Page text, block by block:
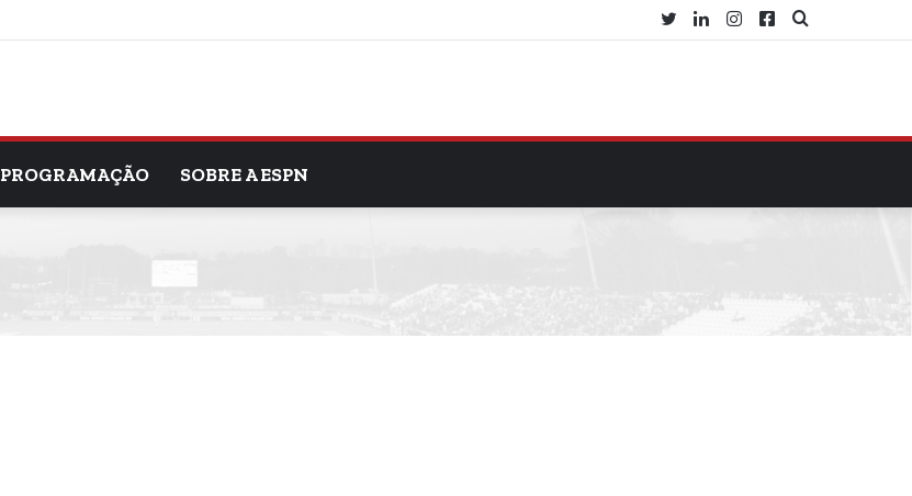
Procurar
Facebook
Instagram
Linkedin
Twitter
PROGRAMAÇÃO SOBRE A ESPN